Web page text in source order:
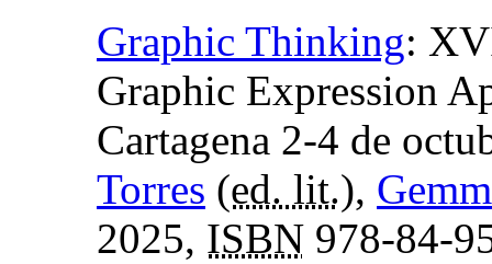
Graphic Thinking:
Graphic Expression
Cartagena 2-4 de
Torres (ed. lit.),
2025, ISBN 978-84-